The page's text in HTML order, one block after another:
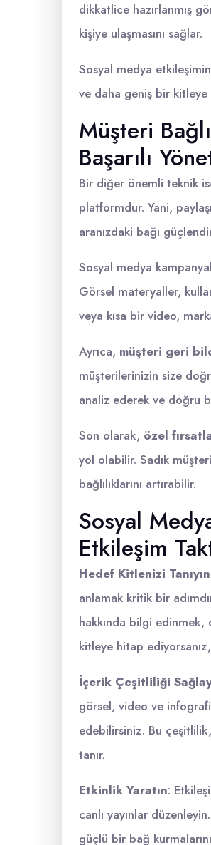
dikkatlice hazırlanmış
kişiye ulaşmasını sağlar.
Sosyal medya
ve daha geniş bir kitleye
Müşteri
Başarılı
Bir diğer önemli teknik
platformdur. Yani,
aranızdaki bağı
Sosyal medya
Görsel materyaller,
veya kısa bir video,
Ayrıca, müşteri geri
müşterilerinizin size
analiz ederek ve doğru
Son olarak, özel
yol olabilir. Sadık
bağlılıklarını artırabilir.
Sosyal
Etkileşim
Hedef Kitlenizi Tanıyın
anlamak kritik bir
hakkında bilgi
kitleye hitap
İçerik Çeşitliliği
görsel, video ve
edebilirsiniz. Bu
tanır.
Etkinlik Yaratın:
canlı yayınlar
güçlü bir bağ